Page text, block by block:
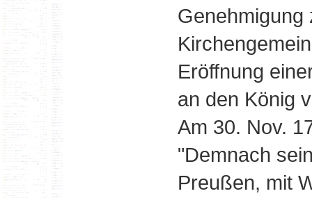
Genehmigung
Eröffnung
an den König
Am 30. Nov.
"Demnach
Preußen, mit